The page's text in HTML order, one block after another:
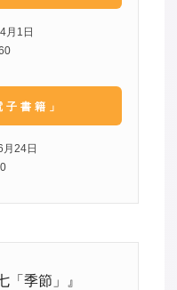
月1日
子書籍」
24日
「季節」』